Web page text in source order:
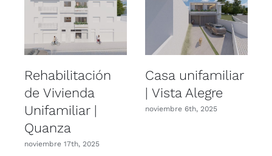
Rehabilitación
de Vivienda
Unifamiliar |
Quanza
noviembre 17th, 2025
Casa unifamiliar
| Vista Alegre
noviembre 6th, 2025